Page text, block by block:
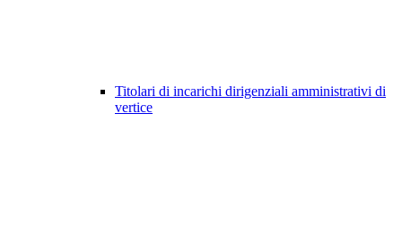
Titolari di incarichi dirigenziali amministrativi di
vertice